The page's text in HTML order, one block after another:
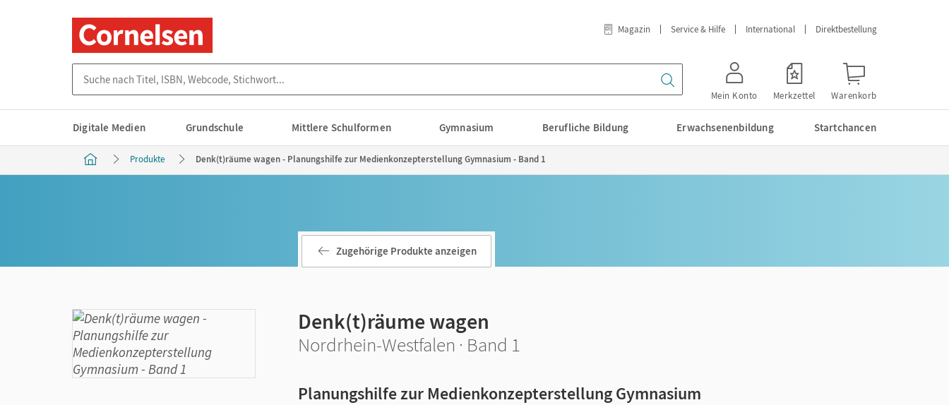
Magazin Service & Hilfe International Direktbestellung
Mein Konto Merkzettel Warenkorb
Digitale Medien Grundschule Mittlere Schulformen Gymnasium Berufliche Bildung Erwachsenenbildung Startchancen
Produkte Denk(t)räume wagen - Planungshilfe zur Medienkonzepterstellung Gymnasium - Band 1
Zugehörige Produkte anzeigen
Denk(t)räume wagen
Nordrhein-Westfalen · Band 1
Planungshilfe zur Medienkonzepterstellung Gymnasium